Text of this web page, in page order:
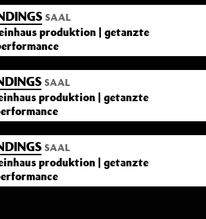
SAAL
produktion | getanzte
SAAL
produktion | getanzte
SAAL
produktion | getanzte